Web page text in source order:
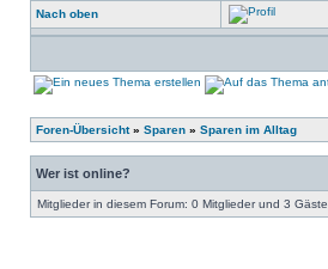
Nach oben
Foren-Übersicht» Sparen » Sparen im Alltag
Wer ist online?
Mitglieder in diesem Forum: 0 Mitglieder und 3 Gäste